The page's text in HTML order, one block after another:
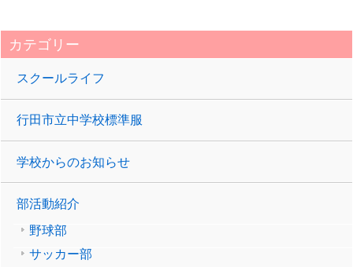
カテゴリー
スクールライフ
行田市立中学校標準服
学校からのお知らせ
部活動紹介
野球部
サッカー部